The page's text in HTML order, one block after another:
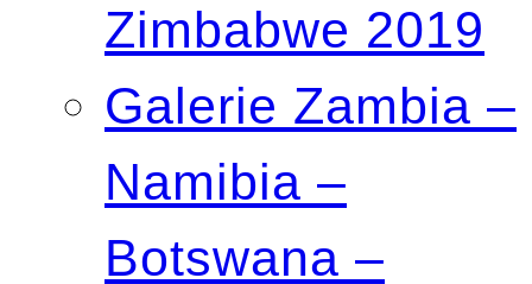
Zimbabwe 2019
Galerie Zambia –
Namibia –
Botswana –